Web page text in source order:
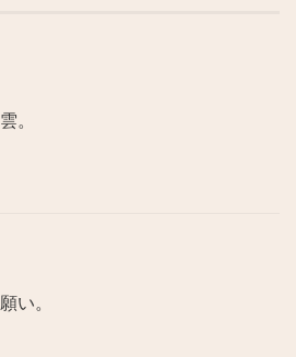
雲。
願い。